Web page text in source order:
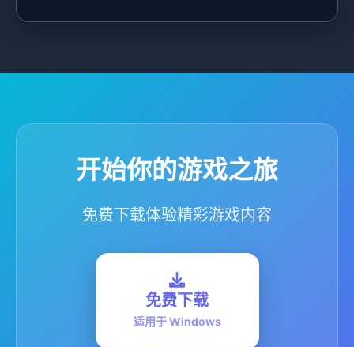
开始你的游戏之旅
免费下载体验精彩游戏内容
免费下载
适用于 Windows